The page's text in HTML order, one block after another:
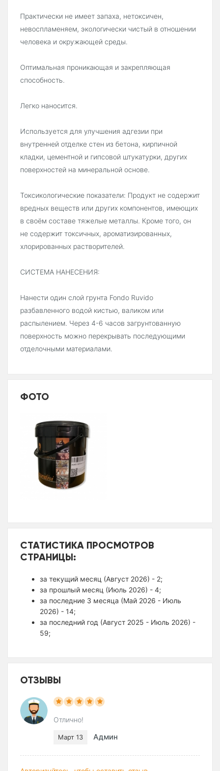
Практически не имеет запаха, нетоксичен,
невоспламеняем, экологически чистый в отношении
человека и окружающей среды.
Оптимальная проникающая и закрепляющая
способность.
Легко наносится.
Используется для улучшения адгезии при
внутренней отделке стен из бетона, кирпичной
кладки, цементной и гипсовой штукатурки, других
поверхностей на минеральной основе.
Токсикологические показатели: Продукт не содержит
вредных веществ или других компонентов, имеющих
в своём составе тяжелые металлы. Кроме того, он
не содержит токсичных, ароматизированных,
хлорированных растворителей.
СИСТЕМА НАНЕСЕНИЯ:
Нанести один слой грунта Fondo Ruvido
разбавленного водой кистью, валиком или
распылением. Через 4-6 часов загрунтованную
поверхность можно перекрывать последующими
отделочными материалами.
ФОТО
СТАТИСТИКА ПРОСМОТРОВ
СТРАНИЦЫ:
за текущий месяц (Август 2026) - 2;
за прошлый месяц (Июль 2026) - 4;
за последние 3 месяца (Май 2026 - Июль
2026) - 14;
за последний год (Август 2025 - Июль 2026) -
59;
ОТЗЫВЫ
Отлично!
Март 13 Админ